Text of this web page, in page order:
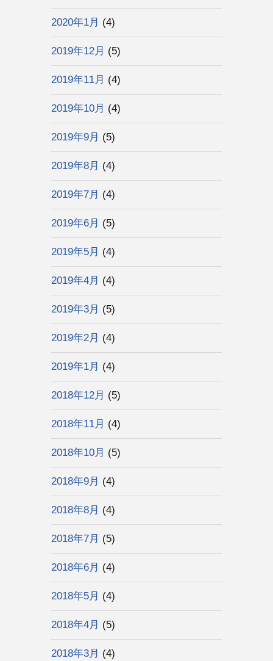
2020年1月 (4)
2019年12月 (5)
2019年11月 (4)
2019年10月 (4)
2019年9月 (5)
2019年8月 (4)
2019年7月 (4)
2019年6月 (5)
2019年5月 (4)
2019年4月 (4)
2019年3月 (5)
2019年2月 (4)
2019年1月 (4)
2018年12月 (5)
2018年11月 (4)
2018年10月 (5)
2018年9月 (4)
2018年8月 (4)
2018年7月 (5)
2018年6月 (4)
2018年5月 (4)
2018年4月 (5)
2018年3月 (4)